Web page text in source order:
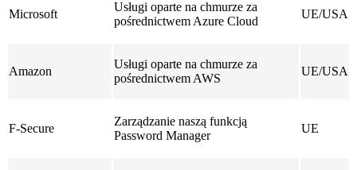
Microsoft
Usługi oparte na chmurze za
pośrednictwem Azure Cloud
UE/USA
Amazon
Usługi oparte na chmurze za
pośrednictwem AWS
UE/USA
F-Secure
Zarządzanie naszą funkcją
Password Manager
UE